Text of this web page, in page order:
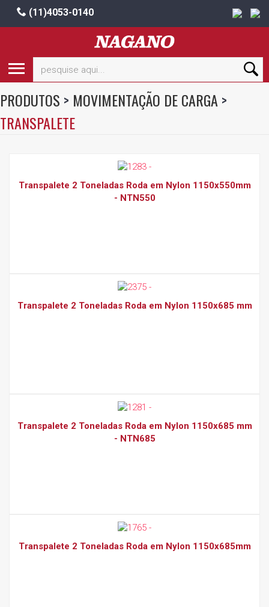
(11)4053-0140
PRODUTOS > MOVIMENTAÇÃO DE CARGA>
TRANSPALETE
Transpalete 2 Toneladas Roda em Nylon 1150x550mm
- NTN550
Transpalete 2 Toneladas Roda em Nylon 1150x685 mm
Transpalete 2 Toneladas Roda em Nylon 1150x685 mm
- NTN685
Transpalete 2 Toneladas Roda em Nylon 1150x685mm